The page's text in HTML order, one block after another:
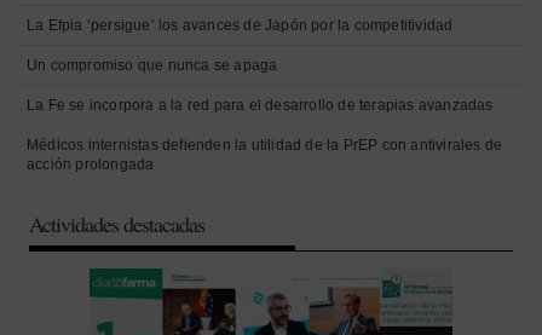
La Efpia ‘persigue’ los avances de Japón por la competitividad
Un compromiso que nunca se apaga
La Fe se incorpora a la red para el desarrollo de terapias avanzadas
Médicos internistas defienden la utilidad de la PrEP con antivirales de
acción prolongada
Actividades destacadas